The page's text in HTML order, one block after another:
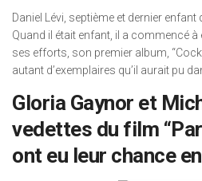
Daniel Lévi, septième et dernier enfant
Quand il était enfant, il a commencé
ses efforts, son premier album,
autant d’exemplaires qu’il aurait pu
Gloria Gaynor et
vedettes du film
ont eu leur chance